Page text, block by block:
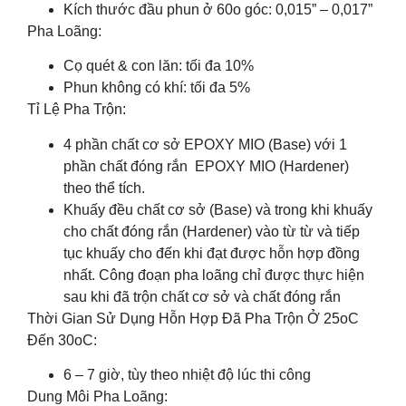
Kích thước đầu phun ở 60o góc: 0,015” – 0,017”
Pha Loãng:
Cọ quét & con lăn: tối đa 10%
Phun không có khí: tối đa 5%
Tỉ Lệ Pha Trộn:
4 phần chất cơ sở EPOXY MIO (Base) với 1
phần chất đóng rắn EPOXY MIO (Hardener)
theo thể tích.
Khuấy đều chất cơ sở (Base) và trong khi khuấy
cho chất đóng rắn (Hardener) vào từ từ và tiếp
tục khuấy cho đến khi đạt được hỗn hợp đồng
nhất. Công đoạn pha loãng chỉ được thực hiện
sau khi đã trộn chất cơ sở và chất đóng rắn
Thời Gian Sử Dụng Hỗn Hợp Đã Pha Trộn Ở 25oC
Đến 30oC:
6 – 7 giờ, tùy theo nhiệt độ lúc thi công
Dung Môi Pha Loãng: